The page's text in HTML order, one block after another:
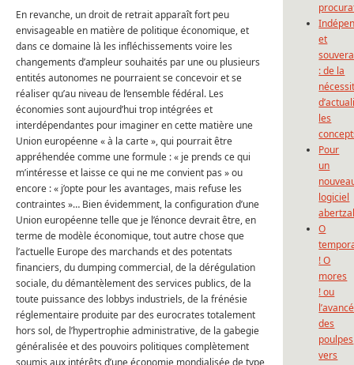
En revanche, un droit de retrait apparaît fort peu
envisageable en matière de politique économique, et
dans ce domaine là les infléchissements voire les
changements d’ampleur souhaités par une ou plusieurs
entités autonomes ne pourraient se concevoir et se
réaliser qu’au niveau de l’ensemble fédéral. Les
économies sont aujourd’hui trop intégrées et
interdépendantes pour imaginer en cette matière une
Union européenne « à la carte », qui pourrait être
appréhendée comme une formule : « je prends ce qui
m’intéresse et laisse ce qui ne me convient pas » ou
encore : « j’opte pour les avantages, mais refuse les
contraintes »… Bien évidemment, la configuration d’une
Union européenne telle que je l’énonce devrait être, en
terme de modèle économique, tout autre chose que
l’actuelle Europe des marchands et des potentats
financiers, du dumping commercial, de la dérégulation
sociale, du démantèlement des services publics, de la
toute puissance des lobbys industriels, de la frénésie
réglementaire produite par des eurocrates totalement
hors sol, de l’hypertrophie administrative, de la gabegie
généralisée et des pouvoirs politiques complètement
et
: de la
les
Pour
un
logiciel
O
! O
mores
! ou
des
poulpes
vers